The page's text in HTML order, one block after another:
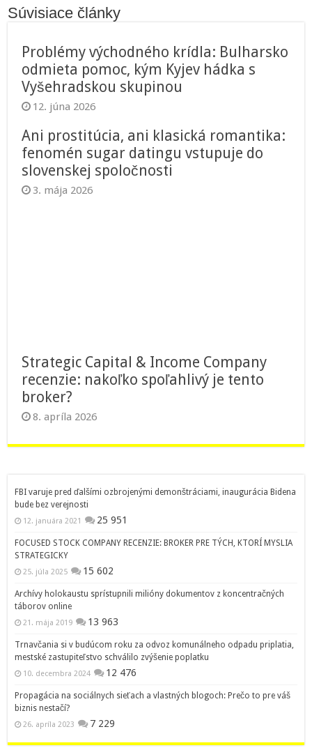
Súvisiace články
Problémy východného krídla: Bulharsko
odmieta pomoc, kým Kyjev hádka s
Vyšehradskou skupinou
12. júna 2026
Ani prostitúcia, ani klasická romantika:
fenomén sugar datingu vstupuje do
slovenskej spoločnosti
3. mája 2026
Strategic Capital & Income Company
recenzie: nakoľko spoľahlivý je tento
broker?
8. apríla 2026
FBI varuje pred ďalšími ozbrojenými demonštráciami, inaugurácia Bidena
bude bez verejnosti
12. januára 2021 25 951
FOCUSED STOCK COMPANY RECENZIE: BROKER PRE TÝCH, KTORÍ MYSLIA
STRATEGICKY
25. júla 2025 15 602
Archívy holokaustu sprístupnili milióny dokumentov z koncentračných
táborov online
21. mája 2019 13 963
Trnavčania si v budúcom roku za odvoz komunálneho odpadu priplatia,
mestské zastupiteľstvo schválilo zvýšenie poplatku
10. decembra 2024 12 476
Propagácia na sociálnych sieťach a vlastných blogoch: Prečo to pre váš
biznis nestačí?
26. apríla 2023 7 229